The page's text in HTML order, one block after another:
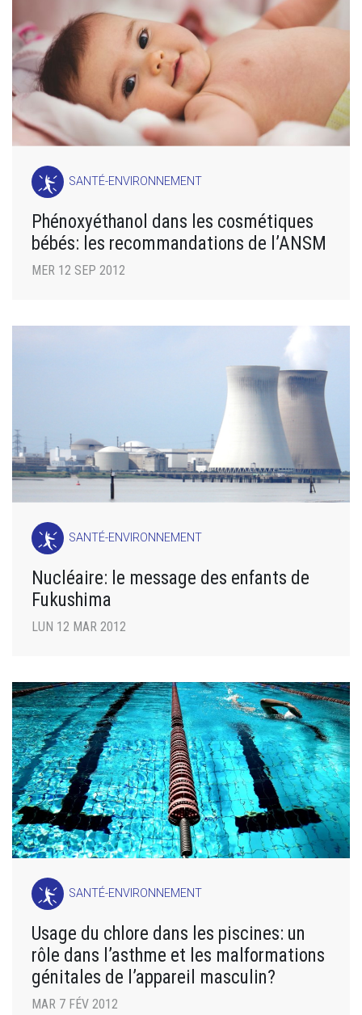
SANTÉ-ENVIRONNEMENT
Phénoxyéthanol dans les cosmétiques
bébés: les recommandations de l’ANSM
MER 12 SEP 2012
SANTÉ-ENVIRONNEMENT
Nucléaire: le message des enfants de
Fukushima
LUN 12 MAR 2012
SANTÉ-ENVIRONNEMENT
Usage du chlore dans les piscines: un
rôle dans l’asthme et les malformations
génitales de l’appareil masculin?
MAR 7 FÉV 2012